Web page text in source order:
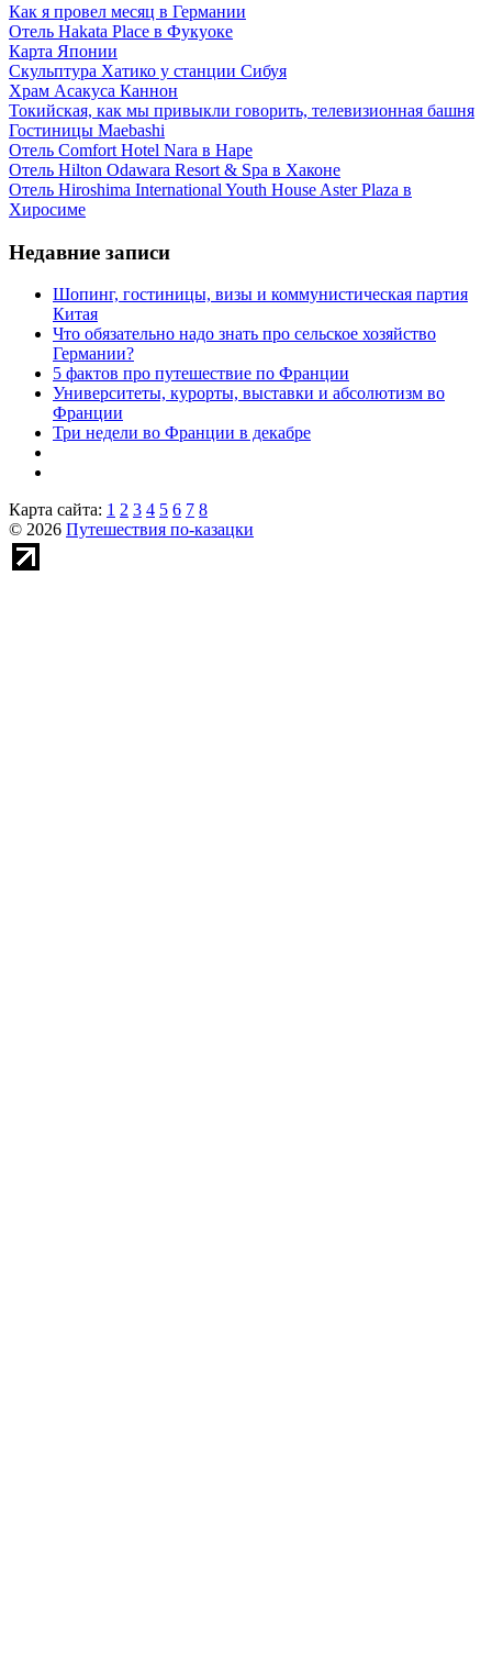
Как я провел месяц в Германии
Отель Hakata Place в Фукуоке
Карта Японии
Скульптура Хатико у станции Сибуя
Храм Асакуса Каннон
Токийская, как мы привыкли говорить, телевизионная башня
Гостиницы Maebashi
Отель Comfort Hotel Nara в Наре
Отель Hilton Odawara Resort & Spa в Хаконе
Отель Hiroshima International Youth House Aster Plaza в
Хиросиме
Недавние записи
Шопинг, гостиницы, визы и коммунистическая партия
Китая
Что обязательно надо знать про сельское хозяйство
Германии?
5 фактов про путешествие по Франции
Университеты, курорты, выставки и абсолютизм во
Франции
Три недели во Франции в декабре
Карта сайта: 1 2 3 4 5 6 7 8
© 2026 Путешествия по-казацки